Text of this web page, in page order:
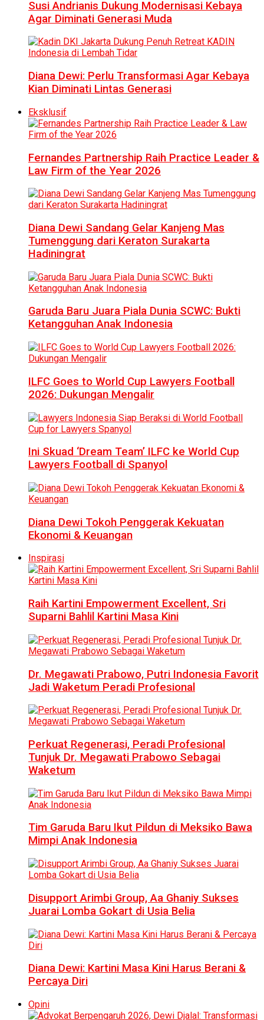
Susi Andrianis Dukung Modernisasi Kebaya
Agar Diminati Generasi Muda
Diana Dewi: Perlu Transformasi Agar Kebaya
Kian Diminati Lintas Generasi
Eksklusif
Fernandes Partnership Raih Practice Leader &
Law Firm of the Year 2026
Diana Dewi Sandang Gelar Kanjeng Mas
Tumenggung dari Keraton Surakarta
Hadiningrat
Garuda Baru Juara Piala Dunia SCWC: Bukti
Ketangguhan Anak Indonesia
ILFC Goes to World Cup Lawyers Football
2026: Dukungan Mengalir
Ini Skuad ‘Dream Team’ ILFC ke World Cup
Lawyers Football di Spanyol
Diana Dewi Tokoh Penggerak Kekuatan
Ekonomi & Keuangan
Inspirasi
Raih Kartini Empowerment Excellent, Sri
Suparni Bahlil Kartini Masa Kini
Dr. Megawati Prabowo, Putri Indonesia Favorit
Jadi Waketum Peradi Profesional
Perkuat Regenerasi, Peradi Profesional
Tunjuk Dr. Megawati Prabowo Sebagai
Waketum
Tim Garuda Baru Ikut Pildun di Meksiko Bawa
Mimpi Anak Indonesia
Disupport Arimbi Group, Aa Ghaniy Sukses
Juarai Lomba Gokart di Usia Belia
Diana Dewi: Kartini Masa Kini Harus Berani &
Percaya Diri
Opini